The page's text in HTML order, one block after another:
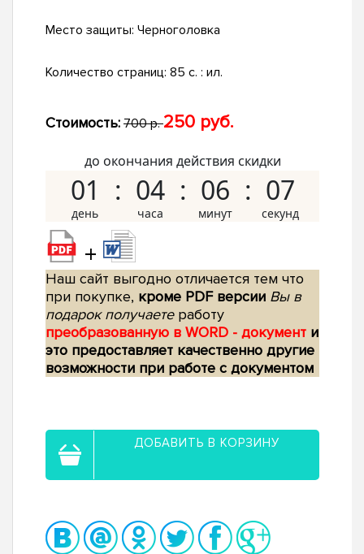
Место защиты: Черноголовка
Количество страниц: 85 с. : ил.
Стоимость: 700 р.250 руб.
до окончания действия скидки
01 04 06 06
+
Наш сайт выгодно отличается тем что
при покупке, кроме PDF версии Вы в
подарок получаетеработу
преобразованную в WORD - документ и
это предоставляет качественно другие
возможности при работе с документом
ДОБАВИТЬ В КОРЗИНУ